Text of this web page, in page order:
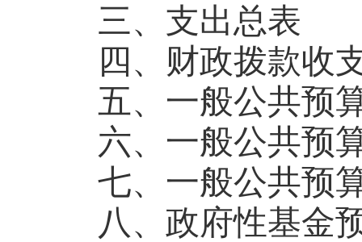
三、支出总表
四、财政拨款收
五、一般公共预
六、一般公共预
七、一般公共预
八、政府性基金